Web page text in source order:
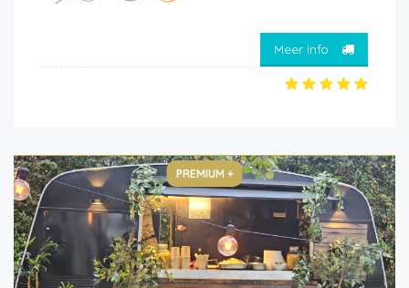
Meer info
PREMIUM +